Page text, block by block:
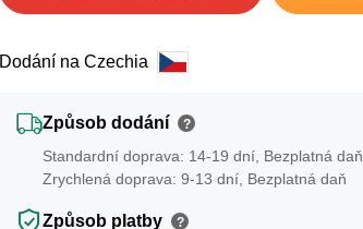
Dodání na Czechia
Způsob dodání ?
Standardní doprava: 14-19 dní, Bezplatná daň
Zrychlená doprava: 9-13 dní, Bezplatná daň
Způsob platby ?